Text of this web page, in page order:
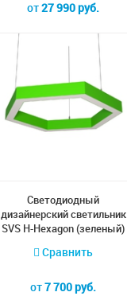
от27 990 руб.
Cветодиодный
дизайнерский светильник
SVS H-Hexagon (зеленый)
Сравнить
от7 700 руб.